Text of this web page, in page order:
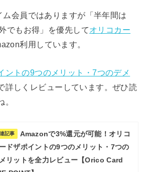
会員ではありますが「半年間は
でもお得」を優先してオリコカー
利用しています。
ントの9つのメリット・7つのデメ
詳しくレビューしています。ぜひ読
記事
Amazonで3%還元が可能！オリコ
ドザポイントの9つのメリット・7つの
リットを全力レビュー【Orico Card